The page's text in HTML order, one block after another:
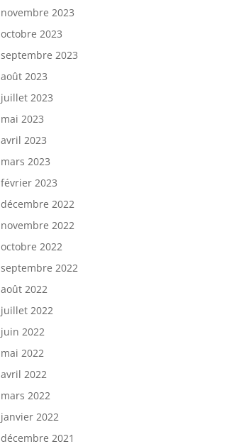
novembre 2023
octobre 2023
septembre 2023
août 2023
juillet 2023
mai 2023
avril 2023
mars 2023
février 2023
décembre 2022
novembre 2022
octobre 2022
septembre 2022
août 2022
juillet 2022
juin 2022
mai 2022
avril 2022
mars 2022
janvier 2022
décembre 2021